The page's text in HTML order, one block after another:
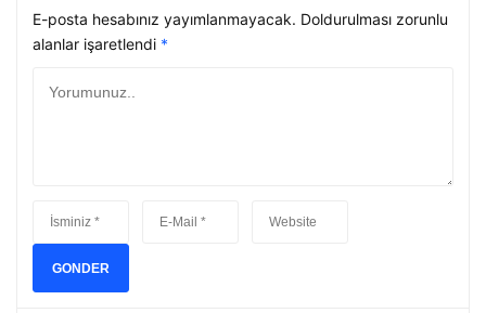
E-posta hesabınız yayımlanmayacak. Doldurulması zorunlu
alanlar işaretlendi *
GONDER